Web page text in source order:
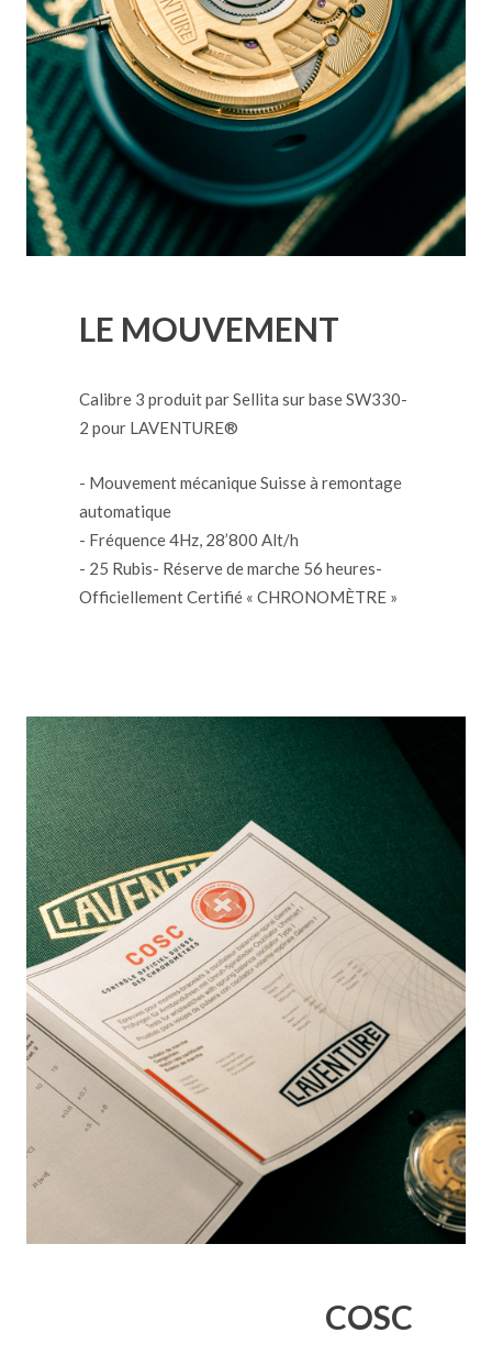
LE MOUVEMENT
Calibre 3 produit par Sellita sur base SW330-
2 pour LAVENTURE®
- Mouvement mécanique Suisse à remontage
automatique
- Fréquence 4Hz, 28’800 Alt/h
- 25 Rubis- Réserve de marche 56 heures-
Officiellement Certifié « CHRONOMÈTRE »
COSC